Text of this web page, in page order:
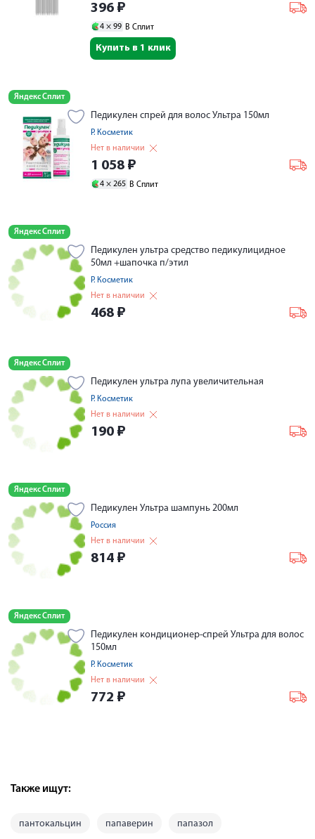
396 ₽
4 × 99 В Сплит
Купить в 1 клик
Яндекс Сплит
Педикулен спрей для волос Ультра 150мл
Р. Косметик
Нет в наличии
1 058 ₽
4 × 265 В Сплит
Яндекс Сплит
Педикулен ультра средство педикулицидное
50мл +шапочка п/этил
Р. Косметик
Нет в наличии
468 ₽
Яндекс Сплит
Педикулен ультра лупа увеличительная
Р. Косметик
Нет в наличии
190 ₽
Яндекс Сплит
Педикулен Ультра шампунь 200мл
Россия
Нет в наличии
814 ₽
Яндекс Сплит
Педикулен кондиционер-спрей Ультра для волос
150мл
Р. Косметик
Нет в наличии
772 ₽
Также ищут:
пантокальцин папаверин папазол